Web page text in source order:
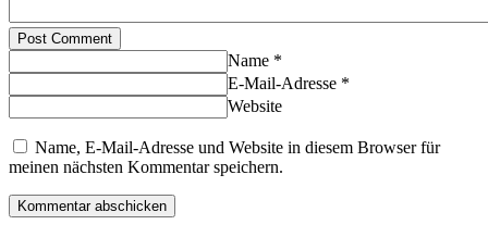
Post Comment
Name *
E-Mail-Adresse *
Website
Name, E-Mail-Adresse und Website in diesem Browser für
meinen nächsten Kommentar speichern.